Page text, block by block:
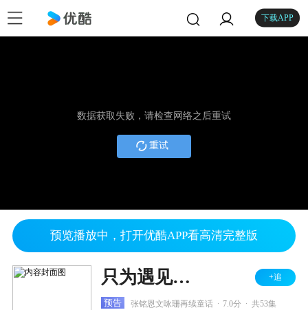
下载APP
数据获取失败，请检查网络之后重试
重试
预览播放中，打开优酷APP看高清完整版
只为遇见你 DVD版 +追
预告 张铭恩文咏珊再续童话 7.0分 共53集